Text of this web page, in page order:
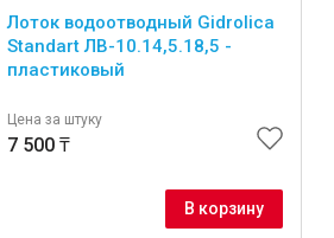
Лоток водоотводный Gidrolica
Standart ЛВ-10.14,5.18,5 -
пластиковый
Цена за штуку
7 500 ₸
В корзину